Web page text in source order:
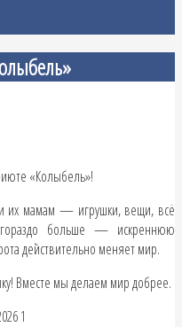
«Колыбель»!
их мамам — игрушки, вещи, всё
больше — искреннюю
действительно меняет мир.
Вместе мы делаем мир добрее.